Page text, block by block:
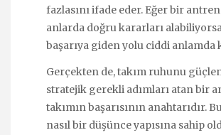
fazlasını ifade eder. Eğer bir
anlarda doğru kararları
başarıya giden yolu ciddi anlamda
Gerçekten de, takım ruhunu
stratejik gerekli adımları atan bir
takımın başarısının anahtarıdır.
nasıl bir düşünce yapısına sahip